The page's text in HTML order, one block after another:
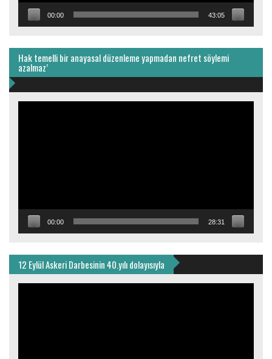
00:00 43:05
Hak temelli bir anayasal düzenleme yapmadan nefret söylemi
azalmaz’
00:00 28:31
12 Eylül Askeri Darbesinin 40.yılı dolayısıyla